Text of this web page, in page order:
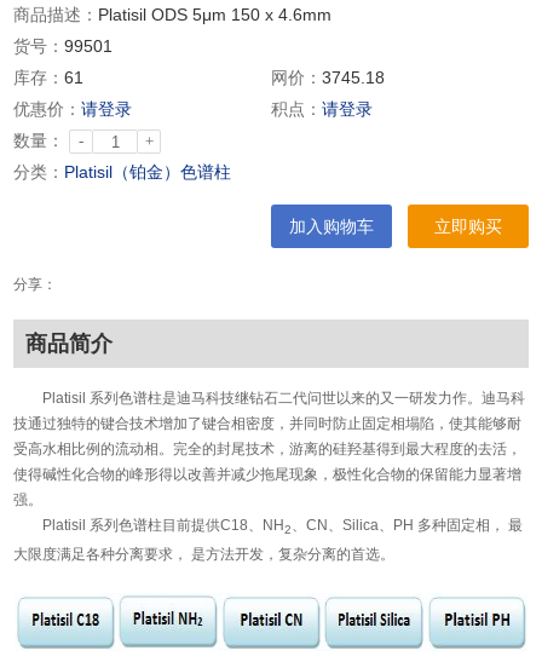
商品描述： Platisil ODS 5μm 150 x 4.6mm
货号：99501
库存：61 网价： 3745.18
优惠价：请登录 积点： 请登录
数量：
- +
分类： Platisil（铂金）色谱柱
加入购物车 立即购买
分享：
商品简介
Platisil 系列色谱柱是迪马科技继钻石二代问世以来的又一研发力作。迪马科
技通过独特的键合技术增加了键合相密度，并同时防止固定相塌陷，使其能够耐
受高水相比例的流动相。完全的封尾技术，游离的硅羟基得到最大程度的去活，
使得碱性化合物的峰形得以改善并减少拖尾现象，极性化合物的保留能力显著增
强。
Platisil 系列色谱柱目前提供C18、NH2、CN、Silica、PH 多种固定相， 最
大限度满足各种分离要求， 是方法开发，复杂分离的首选。